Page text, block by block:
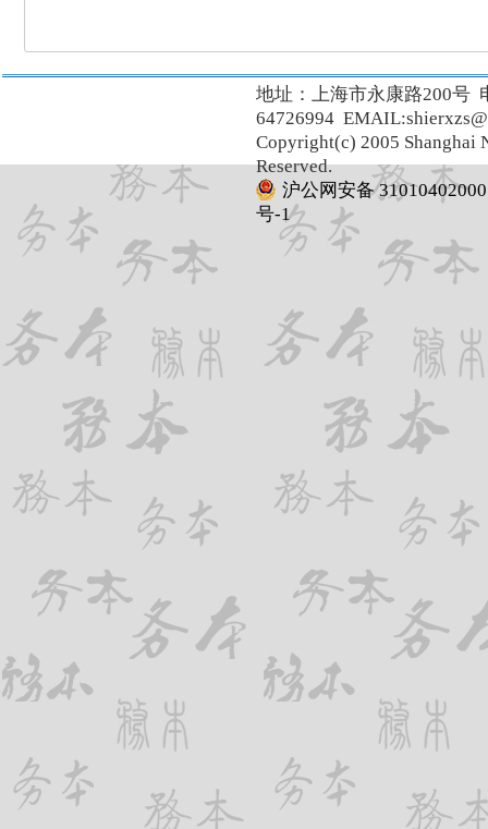
地址：上海市永康路200号
64726994
Copyright(c) 2005 Shanghai
Reserved.
沪公网安备
号-1